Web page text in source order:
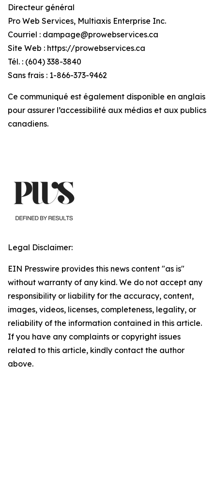
Directeur général
Pro Web Services, Multiaxis Enterprise Inc.
Courriel : dampage@prowebservices.ca
Site Web : https://prowebservices.ca
Tél. : (604) 338-3840
Sans frais : 1-866-373-9462
Ce communiqué est également disponible en anglais
pour assurer l’accessibilité aux médias et aux publics
canadiens.
Legal Disclaimer:
EIN Presswire provides this news content "as is"
without warranty of any kind. We do not accept any
responsibility or liability for the accuracy, content,
images, videos, licenses, completeness, legality, or
reliability of the information contained in this article.
If you have any complaints or copyright issues
related to this article, kindly contact the author
above.